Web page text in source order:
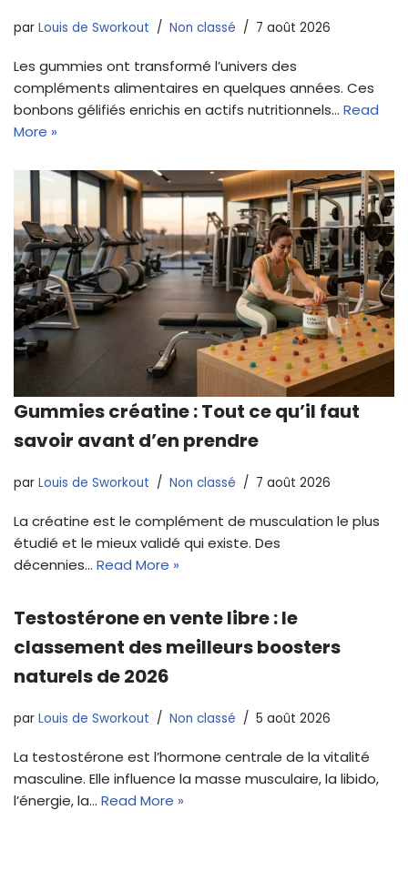
par Louis de Sworkout Non classé 7 août 2026
Les gummies ont transformé l’univers des
compléments alimentaires en quelques années. Ces
bonbons gélifiés enrichis en actifs nutritionnels… Read
More »
Gummies créatine : Tout ce qu’il faut
savoir avant d’en prendre
par Louis de Sworkout Non classé 7 août 2026
La créatine est le complément de musculation le plus
étudié et le mieux validé qui existe. Des
décennies… Read More »
Testostérone en vente libre : le
classement des meilleurs boosters
naturels de 2026
par Louis de Sworkout Non classé 5 août 2026
La testostérone est l’hormone centrale de la vitalité
masculine. Elle influence la masse musculaire, la libido,
l’énergie, la… Read More »